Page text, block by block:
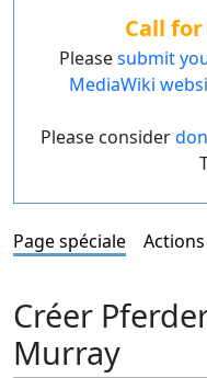
Call
Pleasesubmit
MediaWiki
Please consider
Page spéciale Actions
Créer
Murray